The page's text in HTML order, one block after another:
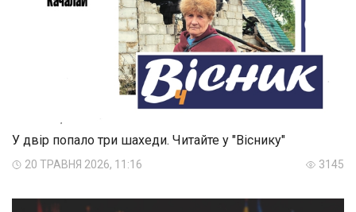
У двір попало три шахеди. Читайте у "Віснику"
20 ТРАВНЯ 2026, 11:16 3145